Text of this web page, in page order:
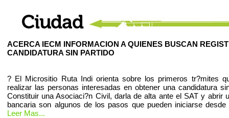
ACERCA IECM INFORMACION A QUIENES BUSCAN
CANDIDATURA SIN PARTIDO
? El Micrositio Ruta Indi orienta sobre los primeros tr?mites
realizar las personas interesadas en obtener una candidatura
Constituir una Asociaci?n Civil, darla de alta ante el SAT y abrir
bancaria son algunos de los pasos que pueden iniciarse
Leer Mas...